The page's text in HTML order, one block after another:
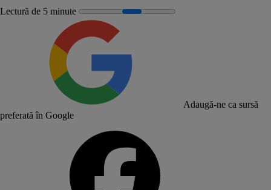
Lectură de 5 minute
Adaugă-ne ca sursă
preferată în Google